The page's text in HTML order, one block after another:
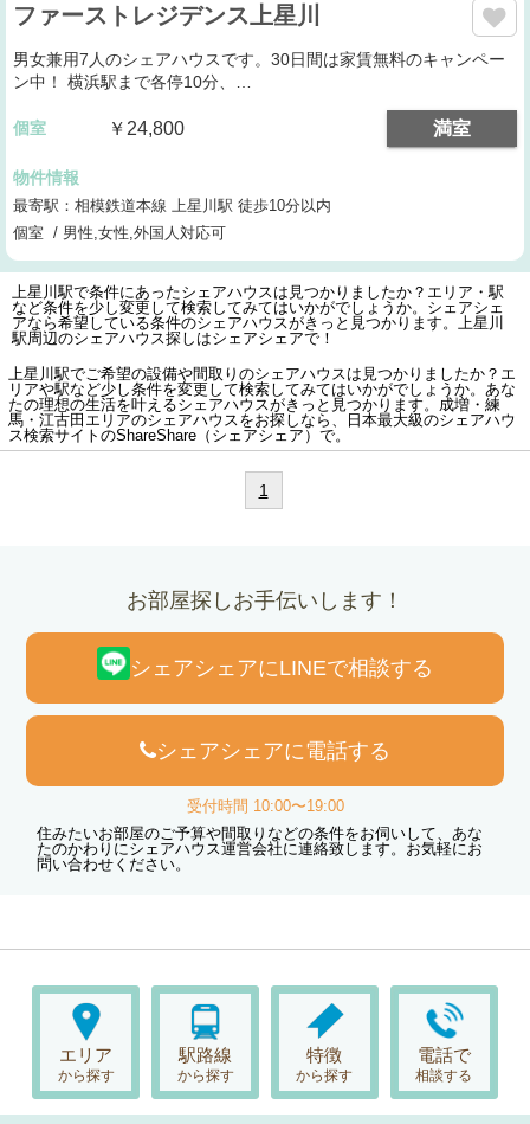
ファーストレジデンス上星川
男女兼用7人のシェアハウスです。30日間は家賃無料のキャンペー
ン中！ 横浜駅まで各停10分、…
個室 ￥24,800 満室
物件情報
最寄駅：相模鉄道本線 上星川駅 徒歩10分以内
個室 / 男性,女性,外国人対応可
上星川駅で条件にあったシェアハウスは見つかりましたか？エリア・駅
など条件を少し変更して検索してみてはいかがでしょうか。シェアシェ
アなら希望している条件のシェアハウスがきっと見つかります。上星川
駅周辺のシェアハウス探しはシェアシェアで！
上星川駅でご希望の設備や間取りのシェアハウスは見つかりましたか？エ
リアや駅など少し条件を変更して検索してみてはいかがでしょうか。あな
たの理想の生活を叶えるシェアハウスがきっと見つかります。成増・練
馬・江古田エリアのシェアハウスをお探しなら、日本最大級のシェアハウ
ス検索サイトのShareShare（シェアシェア）で。
1
お部屋探しお手伝いします！
シェアシェアにLINEで相談する
シェアシェアに電話する
受付時間 10:00〜19:00
住みたいお部屋のご予算や間取りなどの条件をお伺いして、あな
たのかわりにシェアハウス運営会社に連絡致します。お気軽にお
問い合わせください。
エリア
から探す
駅路線
から探す
特徴
から探す
電話で
相談する